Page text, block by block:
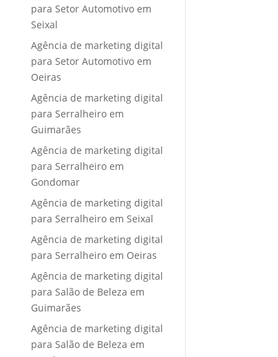
para Setor Automotivo em
Seixal
Agência de marketing digital
para Setor Automotivo em
Oeiras
Agência de marketing digital
para Serralheiro em
Guimarães
Agência de marketing digital
para Serralheiro em
Gondomar
Agência de marketing digital
para Serralheiro em Seixal
Agência de marketing digital
para Serralheiro em Oeiras
Agência de marketing digital
para Salão de Beleza em
Guimarães
Agência de marketing digital
para Salão de Beleza em